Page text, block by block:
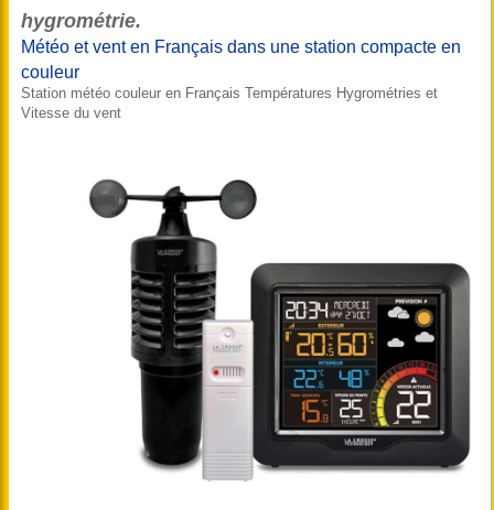
hygrométrie.
Météo et vent en Français dans une station compacte en
couleur
Station météo couleur en Français Températures Hygrométries et
Vitesse du vent